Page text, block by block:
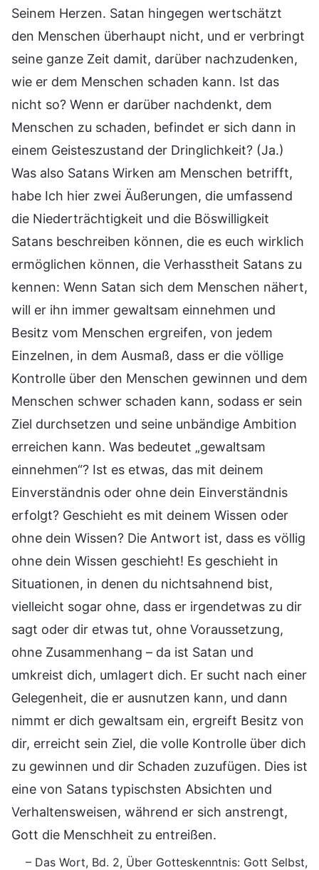
Seinem Herzen. Satan hingegen wertschätzt
den Menschen überhaupt nicht, und er verbringt
seine ganze Zeit damit, darüber nachzudenken,
wie er dem Menschen schaden kann. Ist das
nicht so? Wenn er darüber nachdenkt, dem
Menschen zu schaden, befindet er sich dann in
einem Geisteszustand der Dringlichkeit? (Ja.)
Was also Satans Wirken am Menschen betrifft,
habe Ich hier zwei Äußerungen, die umfassend
die Niederträchtigkeit und die Böswilligkeit
Satans beschreiben können, die es euch wirklich
ermöglichen können, die Verhasstheit Satans zu
kennen: Wenn Satan sich dem Menschen nähert,
will er ihn immer gewaltsam einnehmen und
Besitz vom Menschen ergreifen, von jedem
Einzelnen, in dem Ausmaß, dass er die völlige
Kontrolle über den Menschen gewinnen und dem
Menschen schwer schaden kann, sodass er sein
Ziel durchsetzen und seine unbändige Ambition
erreichen kann. Was bedeutet „gewaltsam
einnehmen“? Ist es etwas, das mit deinem
Einverständnis oder ohne dein Einverständnis
erfolgt? Geschieht es mit deinem Wissen oder
ohne dein Wissen? Die Antwort ist, dass es völlig
ohne dein Wissen geschieht! Es geschieht in
Situationen, in denen du nichtsahnend bist,
vielleicht sogar ohne, dass er irgendetwas zu dir
sagt oder dir etwas tut, ohne Voraussetzung,
ohne Zusammenhang – da ist Satan und
umkreist dich, umlagert dich. Er sucht nach einer
Gelegenheit, die er ausnutzen kann, und dann
nimmt er dich gewaltsam ein, ergreift Besitz von
dir, erreicht sein Ziel, die volle Kontrolle über dich
zu gewinnen und dir Schaden zuzufügen. Dies ist
eine von Satans typischsten Absichten und
Verhaltensweisen, während er sich anstrengt,
Gott die Menschheit zu entreißen.
– Das Wort, Bd. 2, Über Gotteskenntnis: Gott Selbst,